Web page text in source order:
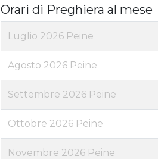
Orari di Preghiera al mese
Luglio 2026 Peine
Agosto 2026 Peine
Settembre 2026 Peine
Ottobre 2026 Peine
Novembre 2026 Peine